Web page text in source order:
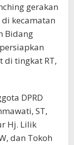
gerakan
kecamatan
Bidang
di tingkat RT,
DPRD
ST,
Hj. Lilik
dan Tokoh